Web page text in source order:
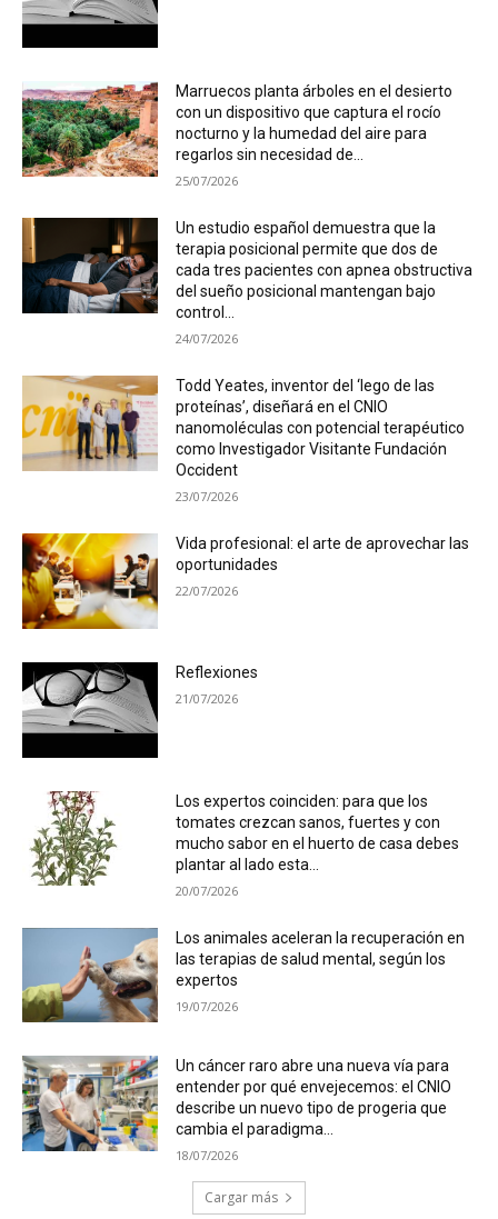
Marruecos planta árboles en el desierto
con un dispositivo que captura el rocío
nocturno y la humedad del aire para
regarlos sin necesidad de...
25/07/2026
Un estudio español demuestra que la
terapia posicional permite que dos de
cada tres pacientes con apnea obstructiva
del sueño posicional mantengan bajo
control...
24/07/2026
Todd Yeates, inventor del ‘lego de las
proteínas’, diseñará en el CNIO
nanomoléculas con potencial terapéutico
como Investigador Visitante Fundación
Occident
23/07/2026
Vida profesional: el arte de aprovechar las
oportunidades
22/07/2026
Reflexiones
21/07/2026
Los expertos coinciden: para que los
tomates crezcan sanos, fuertes y con
mucho sabor en el huerto de casa debes
plantar al lado esta...
20/07/2026
Los animales aceleran la recuperación en
las terapias de salud mental, según los
expertos
19/07/2026
Un cáncer raro abre una nueva vía para
entender por qué envejecemos: el CNIO
describe un nuevo tipo de progeria que
cambia el paradigma...
18/07/2026
Cargar más